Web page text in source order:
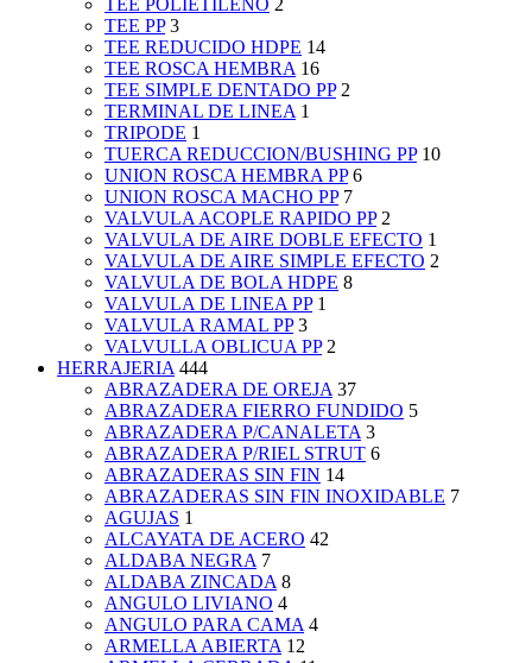
TEE PP 3
TEE REDUCIDO HDPE 14
TEE ROSCA HEMBRA 16
TEE SIMPLE DENTADO PP 2
TERMINAL DE LINEA 1
TRIPODE 1
TUERCA REDUCCION/BUSHING PP 10
UNION ROSCA HEMBRA PP 6
UNION ROSCA MACHO PP 7
VALVULA ACOPLE RAPIDO PP 2
VALVULA DE AIRE DOBLE EFECTO 1
VALVULA DE AIRE SIMPLE EFECTO 2
VALVULA DE BOLA HDPE 8
VALVULA DE LINEA PP 1
VALVULA RAMAL PP 3
VALVULLA OBLICUA PP 2
HERRAJERIA 444
ABRAZADERA DE OREJA 37
ABRAZADERA FIERRO FUNDIDO 5
ABRAZADERA P/CANALETA 3
ABRAZADERA P/RIEL STRUT 6
ABRAZADERAS SIN FIN 14
ABRAZADERAS SIN FIN INOXIDABLE 7
AGUJAS 1
ALCAYATA DE ACERO 42
ALDABA NEGRA 7
ALDABA ZINCADA 8
ANGULO LIVIANO 4
ANGULO PARA CAMA 4
ARMELLA ABIERTA 12